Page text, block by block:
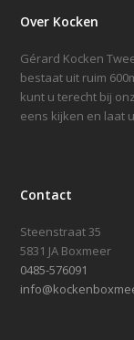
Over Kocken
Gérard Kocken
bestaat uit ruim
kunt u terecht bij
eens kijken en laat
Contact
Steenstraat 35
5831 JA Boxmeer
0485-576091